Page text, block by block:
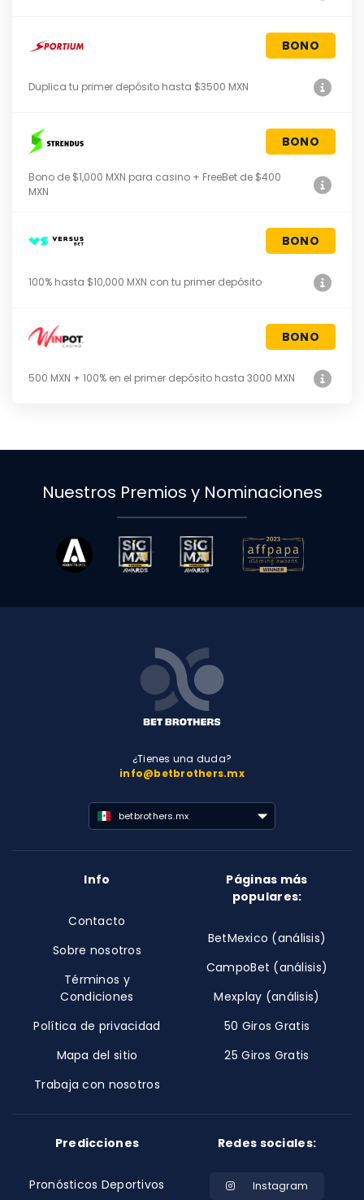
BONO
Duplica tu primer depósito hasta $3500 MXN
BONO
Bono de $1,000 MXN para casino + FreeBet de $400
MXN
BONO
100% hasta $10,000 MXN con tu primer depósito
BONO
500 MXN + 100% en el primer depósito hasta 3000 MXN
Nuestros Premios y Nominaciones
¿Tienes una duda?
info@betbrothers.mx
betbrothers.mx
Info
Contacto
Sobre nosotros
Términos y
Condiciones
Política de privacidad
Mapa del sitio
Trabaja con nosotros
Páginas más
populares:
BetMexico (análisis)
CampoBet (análisis)
Mexplay (análisis)
50 Giros Gratis
25 Giros Gratis
Predicciones
Pronósticos Deportivos
Redes sociales:
Instagram